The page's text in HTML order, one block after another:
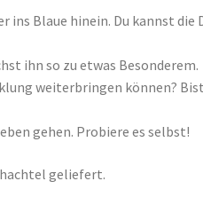
Blaue hinein. Du kannst die
ihn so zu etwas Besonderem.
weiterbringen können?
gehen. Probiere es selbst!
geliefert.